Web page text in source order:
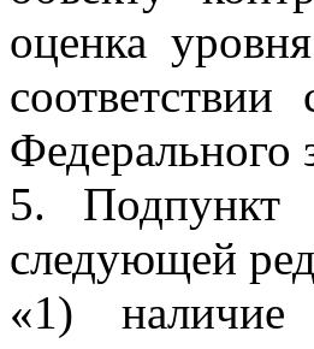
оценка
Федерального
5.
следующей
«1) наличие